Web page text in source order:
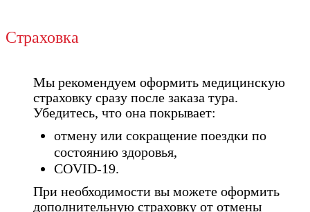
Страховка
Мы рекомендуем оформить медицинскую
страховку сразу после заказа тура.
Убедитесь, что она покрывает:
отмену или сокращение поездки по
состоянию здоровья,
COVID-19.
При необходимости вы можете оформить
дополнительную страховку от отмены